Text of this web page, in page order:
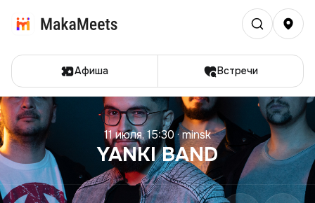
Афиша Встречи
11 июля, 15:30·minsk
YANKI BAND